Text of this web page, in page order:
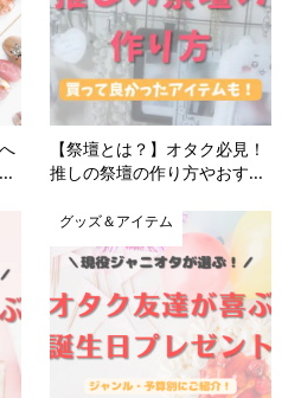
【祭壇とは？】オタク必見！
推しの祭壇の作り方やおす...
グッズ＆アイテム